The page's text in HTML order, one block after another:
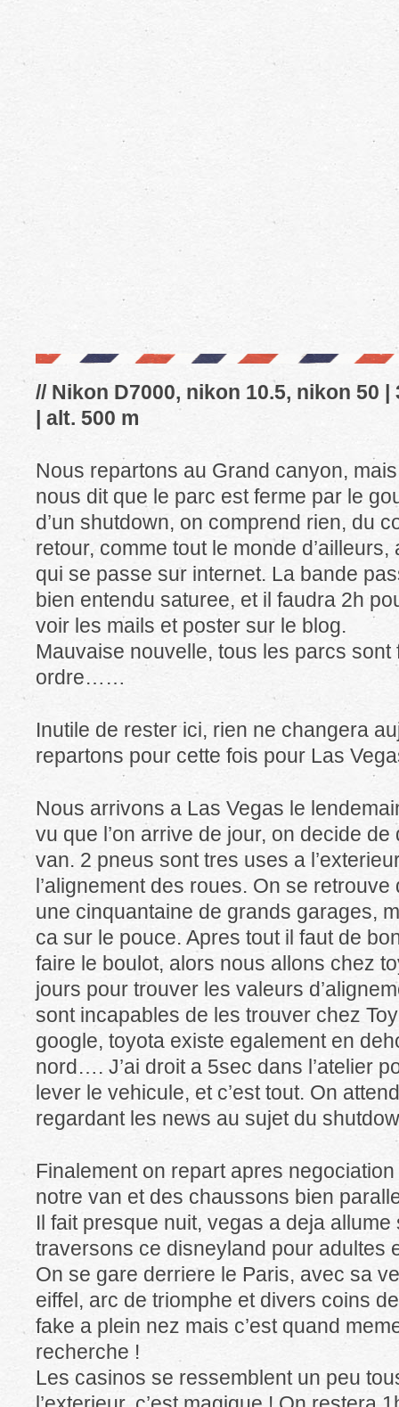
// Nikon D7000, nikon 10.5, nikon 50 |
| alt. 500 m
Nous repartons au Grand canyon,
nous dit que le parc est ferme par le
d’un shutdown, on comprend rien, du
retour, comme tout le monde
qui se passe sur internet. La bande
bien entendu saturee, et il faudra 2h
voir les mails et poster sur le blog.
Mauvaise nouvelle, tous les parcs sont
ordre……
Inutile de rester ici, rien ne changera
repartons pour cette fois pour Las
Nous arrivons a Las Vegas le
vu que l’on arrive de jour, on decide de
van. 2 pneus sont tres uses a
l’alignement des roues. On se
une cinquantaine de grands garages,
ca sur le pouce. Apres tout il faut de
faire le boulot, alors nous allons chez
jours pour trouver les valeurs
sont incapables de les trouver chez
google, toyota existe egalement en
nord…. J’ai droit a 5sec dans l’atelier
lever le vehicule, et c’est tout. On
regardant les news au sujet du
Finalement on repart apres
notre van et des chaussons bien
Il fait presque nuit, vegas a deja
traversons ce disneyland pour adultes
On se gare derriere le Paris, avec sa
eiffel, arc de triomphe et divers coins
fake a plein nez mais c’est quand
recherche !
Les casinos se ressemblent un peu